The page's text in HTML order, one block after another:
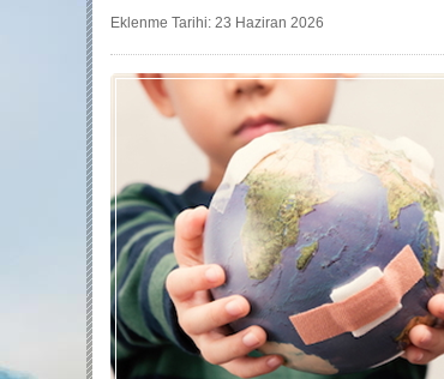
Eklenme Tarihi: 23 Haziran 2026